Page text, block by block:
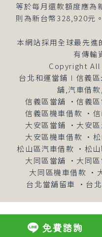
等於每月還款額度應為
則為新台幣328,920元。
本網站採用全球最先
有傳輸
Copyright
台北和運當鋪∣信義
舖,汽車借
信義區當舖
‧信義
信義區機車借款
‧
大安區當鋪 ‧ 大安
大安區機車借款
‧
松山區汽車借款
‧ 松
大同區當舖
‧ 大同
大同區機車借款
‧
台北當舖留車
‧ 台
免費諮詢